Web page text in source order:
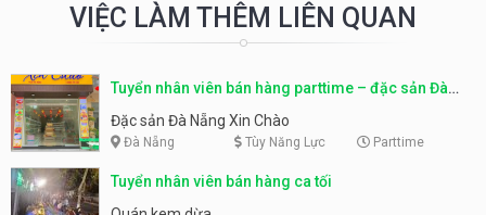
VIỆC LÀM THÊM LIÊN QUAN
Tuyển nhân viên bán hàng parttime – đặc sản Đà
Nẵng
Đặc sản Đà Nẵng Xin Chào
Đà Nẵng Tùy Năng Lực Parttime
Tuyển nhân viên bán hàng ca tối